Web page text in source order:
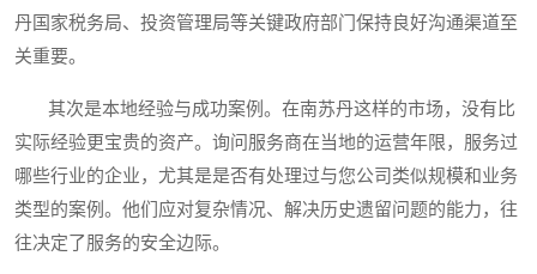
丹国家税务局、投资管理局等关键政府部门保持良好沟通渠道至
关重要。
其次是本地经验与成功案例。在南苏丹这样的市场，没有比
实际经验更宝贵的资产。询问服务商在当地的运营年限，服务过
哪些行业的企业，尤其是是否有处理过与您公司类似规模和业务
类型的案例。他们应对复杂情况、解决历史遗留问题的能力，往
往决定了服务的安全边际。